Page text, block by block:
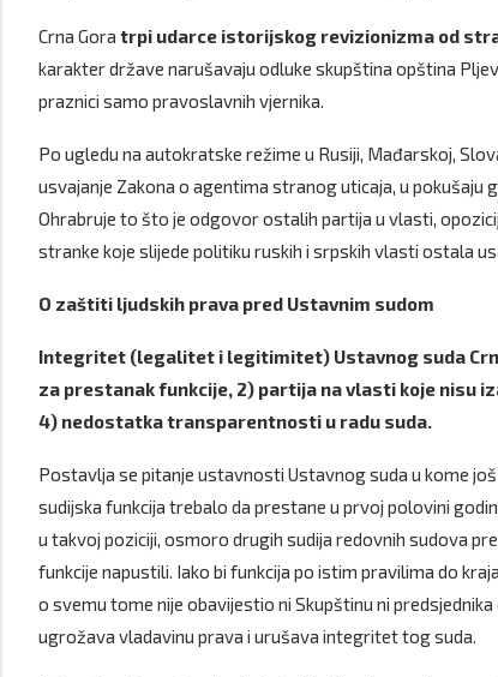
Crna Gora trpi udarce istorijskog revizionizma od
karakter države narušavaju odluke skupština opština
praznici samo pravoslavnih vjernika.
Po ugledu na autokratske režime u Rusiji, Mađarskoj,
usvajanje Zakona o agentima stranog uticaja, u pokušaju
Ohrabruje to što je odgovor ostalih partija u vlasti,
stranke koje slijede politiku ruskih i srpskih vlasti ostala
O zaštiti ljudskih prava pred Ustavnim sudom
Integritet (legalitet i legitimitet) Ustavnog suda
za prestanak funkcije, 2) partija na vlasti koje nisu
4) nedostatka transparentnosti u radu suda.
Postavlja se pitanje ustavnosti Ustavnog suda u kome još
sudijska funkcija trebalo da prestane u prvoj polovini
u takvoj poziciji, osmoro drugih sudija redovnih sudova
funkcije napustili. Iako bi funkcija po istim pravilima do
o svemu tome nije obavijestio ni Skupštinu ni
ugrožava vladavinu prava i urušava integritet tog suda.